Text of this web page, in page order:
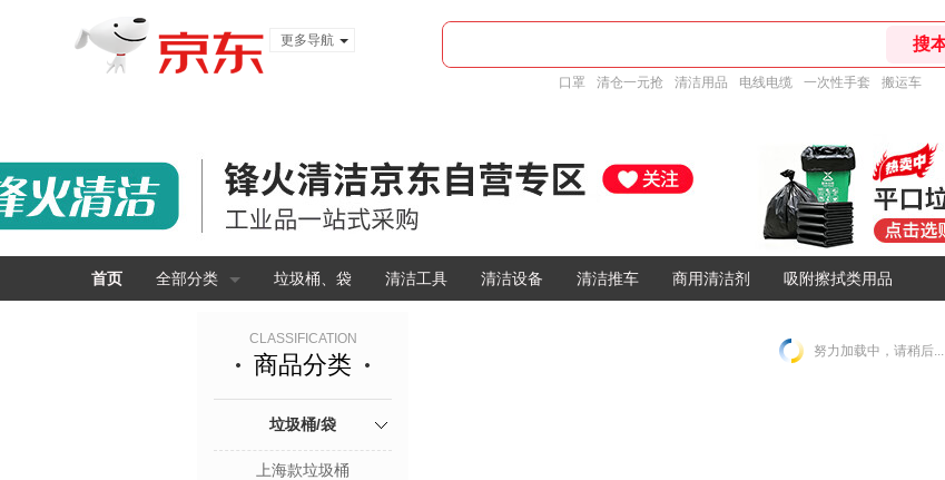
更多导航
口罩 清仓一元抢 清洁用品 电线电缆 一次性手套 搬运车
首页 全部分类 垃圾桶、袋 清洁工具 清洁设备 清洁推车 商用清洁剂 吸附擦拭类用品
CLASSIFICATION
商品分类
垃圾桶/袋
上海款垃圾桶
努力加载中，请稍后...